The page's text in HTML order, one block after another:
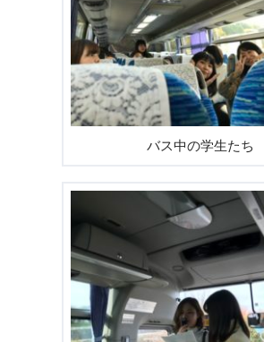
バス中の学生たち